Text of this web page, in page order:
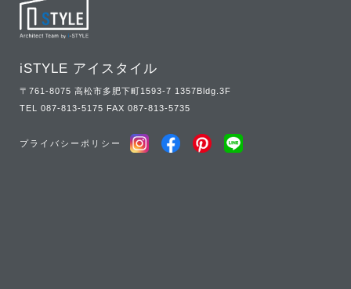
iSTYLE アイスタイル
〒761-8075 高松市多肥下町1593-7 1357Bldg.3F
TEL 087-813-5175 FAX 087-813-5735
プライバシーポリシー